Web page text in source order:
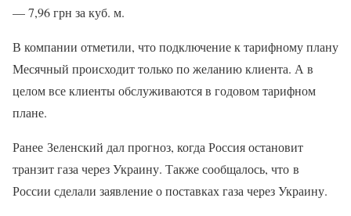
— 7,96 грн за куб. м.
В компании отметили, что подключение к тарифному плану
Месячный происходит только по желанию клиента. А в
целом все клиенты обслуживаются в годовом тарифном
плане.
Ранее Зеленский дал прогноз, когда Россия остановит
транзит газа через Украину. Также сообщалось, что в
России сделали заявление о поставках газа через Украину.